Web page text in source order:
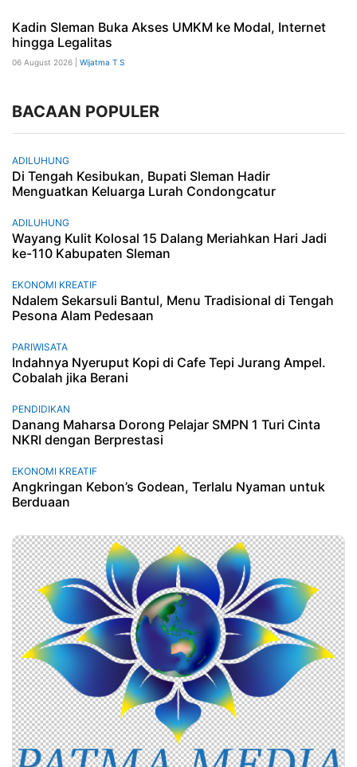
Kadin Sleman Buka Akses UMKM ke Modal, Internet
hingga Legalitas
06 August 2026 | Wijatma T S
BACAAN POPULER
ADILUHUNG
Di Tengah Kesibukan, Bupati Sleman Hadir
Menguatkan Keluarga Lurah Condongcatur
ADILUHUNG
Wayang Kulit Kolosal 15 Dalang Meriahkan Hari Jadi
ke-110 Kabupaten Sleman
EKONOMI KREATIF
Ndalem Sekarsuli Bantul, Menu Tradisional di Tengah
Pesona Alam Pedesaan
PARIWISATA
Indahnya Nyeruput Kopi di Cafe Tepi Jurang Ampel.
Cobalah jika Berani
PENDIDIKAN
Danang Maharsa Dorong Pelajar SMPN 1 Turi Cinta
NKRI dengan Berprestasi
EKONOMI KREATIF
Angkringan Kebon’s Godean, Terlalu Nyaman untuk
Berduaan